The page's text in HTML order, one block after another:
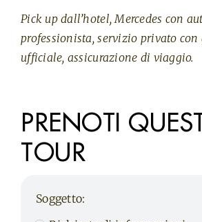
Pick up dall’hotel, Mercedes con
professionista, servizio privato
ufficiale, assicurazione di viaggio.
PRENOTI
TOUR
Soggetto: